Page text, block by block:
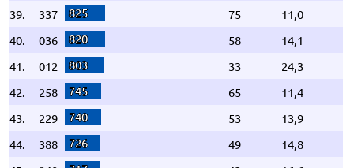
39.
337 825 75
11,0
40.
036 820 58
14,1
41.
012 803 33
24,3
42.
258 745 65
11,4
43.
229 740 53
13,9
44.
388 726 49
14,8